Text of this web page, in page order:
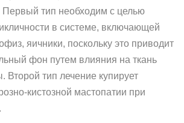
Первый тип необходим с целью
в системе, включающей
яичники, поскольку это приводит
фон путем влияния на ткань
Второй тип лечение купирует
кистозной мастопатии при